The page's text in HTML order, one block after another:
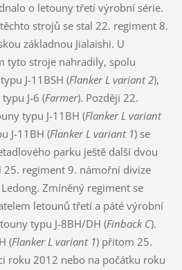
o letouny třetí výrobní série.
strojů se stal 22. regiment 8.
základnou Jialaishi. U
tyto stroje nahradily, spolu
J-11BSH (Flanker L variant 2),
J-6 (Farmer). Později 22.
typu J-11BH (Flanker L variant
J-11BH (Flanker L variant 1) se
parku ještě další dvou
regiment 9. námořní divize
Zmíněný regiment se
letounů třetí a páté výrobní
typu J-8BH/DH (Finback C).
(Flanker L variant 1) přitom 25.
roku 2012 nebo na počátku roku